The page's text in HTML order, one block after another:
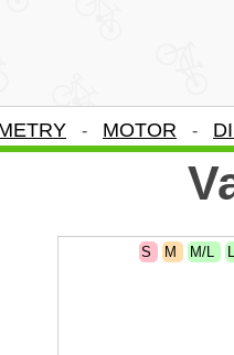
- MOTOR -
S M M/L